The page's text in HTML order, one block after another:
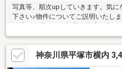
写真等、順次upしていきます。気
下さい♪物件についてご説明いたし
スは３台駐車可能（車種によりま
安心です。■開発分譲地内の南東、
く陽当たりは良好。■圏央道が完成
セスなのはウレシイポイント！■テ
神奈川県平塚市横内